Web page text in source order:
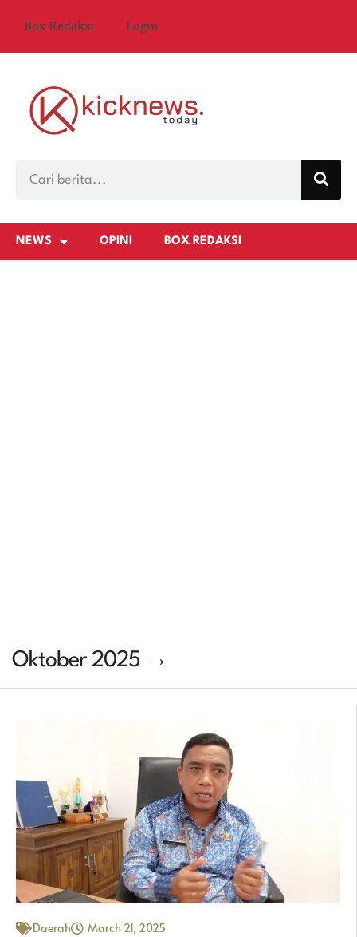
Box Redaksi Login
NEWS OPINI BOX REDAKSI
Oktober 2025 →
Daerah March 21, 2025